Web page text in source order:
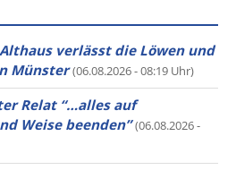
verlässt die Löwen und
Münster (06.08.2026 - 08:19 Uhr)
Relat “…alles auf
Weise beenden” (06.08.2026 -